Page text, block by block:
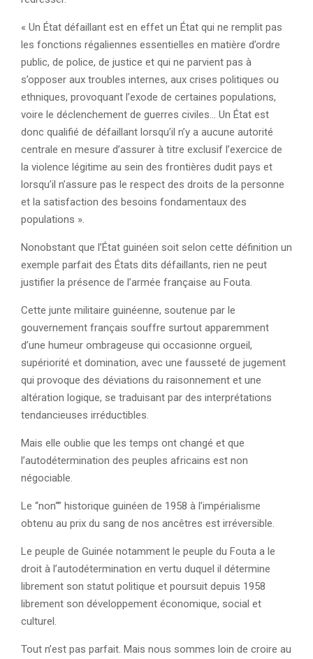
« Un État défaillant est en effet un État qui ne remplit pas
les fonctions régaliennes essentielles en matière d’ordre
public, de police, de justice et qui ne parvient pas à
s’opposer aux troubles internes, aux crises politiques ou
ethniques, provoquant l’exode de certaines populations,
voire le déclenchement de guerres civiles… Un État est
donc qualifié de défaillant lorsqu’il n’y a aucune autorité
centrale en mesure d’assurer à titre exclusif l’exercice de
la violence légitime au sein des frontières dudit pays et
lorsqu’il n’assure pas le respect des droits de la personne
et la satisfaction des besoins fondamentaux des
populations ».
Nonobstant que l’État guinéen soit selon cette définition un
exemple parfait des États dits défaillants, rien ne peut
justifier la présence de l’armée française au Fouta.
Cette junte militaire guinéenne, soutenue par le
gouvernement français souffre surtout apparemment
d’une humeur ombrageuse qui occasionne orgueil,
supériorité et domination, avec une fausseté de jugement
qui provoque des déviations du raisonnement et une
altération logique, se traduisant par des interprétations
tendancieuses irréductibles.
Mais elle oublie que les temps ont changé et que
l’autodétermination des peuples africains est non
négociable.
Le “non“” historique guinéen de 1958 à l’impérialisme
obtenu au prix du sang de nos ancêtres est irréversible.
Le peuple de Guinée notamment le peuple du Fouta a le
droit à l’autodétermination en vertu duquel il détermine
librement son statut politique et poursuit depuis 1958
librement son développement économique, social et
culturel.
Tout n’est pas parfait. Mais nous sommes loin de croire au